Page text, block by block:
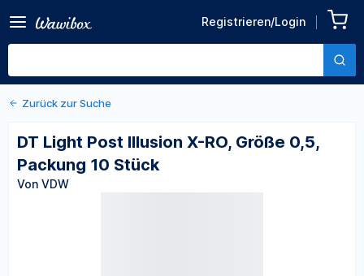
Registrieren/Login
Größe 0,5, Packung 10
Stück
Von VDW
Zurück zu den Produktdetails
Zurück zur Suche
DT Light Post Illusion X-RO, Größe 0,5,
Packung 10 Stück
Von VDW